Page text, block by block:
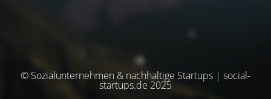
© Sozialunternehmen & nachhaltige Startups | social-
startups.de 2025